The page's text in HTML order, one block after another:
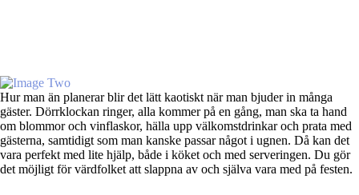
Hur man än planerar blir det lätt kaotiskt när man bjuder in många
gäster. Dörrklockan ringer, alla kommer på en gång, man ska ta hand
om blommor och vinflaskor, hälla upp välkomstdrinkar och prata med
gästerna, samtidigt som man kanske passar något i ugnen. Då kan det
vara perfekt med lite hjälp, både i köket och med serveringen. Du gör
det möjligt för värdfolket att slappna av och själva vara med på festen.